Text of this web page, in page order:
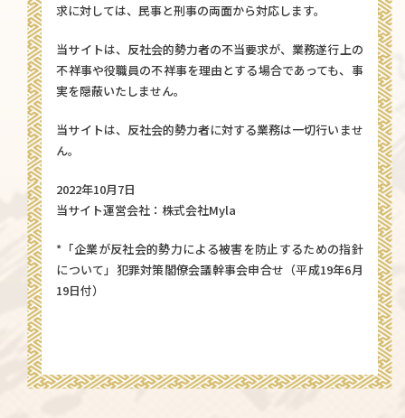
求に対しては、民事と刑事の両面から対応します。
当サイトは、反社会的勢力者の不当要求が、業務遂行上の
不祥事や役職員の不祥事を理由とする場合であっても、事
実を隠蔽いたしません。
当サイトは、反社会的勢力者に対する業務は一切行いませ
ん。
2022年10月7日
当サイト運営会社：株式会社Myla
*「企業が反社会的勢力による被害を防止するための指針
について」犯罪対策閣僚会議幹事会申合せ（平成19年6月
19日付）